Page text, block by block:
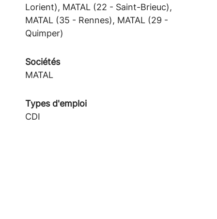
Lorient), MATAL (22 - Saint-Brieuc),
MATAL (35 - Rennes), MATAL (29 -
Quimper)
Sociétés
MATAL
Types d'emploi
CDI